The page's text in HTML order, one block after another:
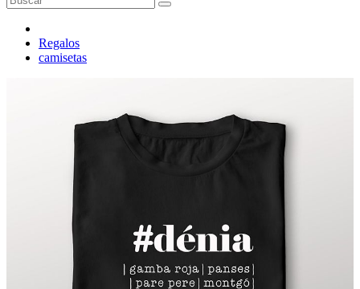
Regalos
camisetas